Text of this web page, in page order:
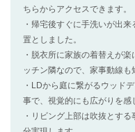
ちらからアクセスできます。
・帰宅後すぐに手洗いが出
置としました。
・脱衣所に家族の着替えが
ッチン隣なので、家事動線も
・LDから庭に繋がるウッド
事で、視覚的にも広がりを感
・リビング上部は吹抜とす